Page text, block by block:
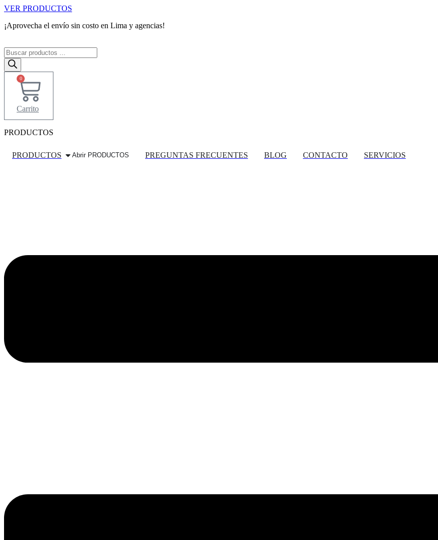
Ir
contenido
VER PRODUCTOS
¡Aprovecha el envío sin costo en Lima y agencias!
Búsqueda
de
productos
0
Carrito
PRODUCTOS
PRODUCTOS Abrir PRODUCTOS PREGUNTAS FRECUENTES BLOG CONTACTO SERVICIOS